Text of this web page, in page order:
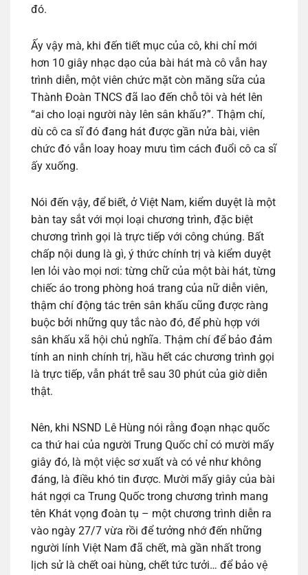
đó.
Ấy vậy mà, khi đến tiết mục của cô, khi chỉ mới
hơn 10 giây nhạc dạo của bài hát mà cô vẫn hay
trình diễn, một viên chức mặt còn măng sữa của
Thành Đoàn TNCS đã lao đến chỗ tôi và hét lên
“ai cho loại người này lên sân khấu?”. Thậm chí,
dù cô ca sĩ đó đang hát được gần nửa bài, viên
chức đó vẫn loay hoay mưu tìm cách đuổi cô ca sĩ
ấy xuống.
Nói đến vậy, để biết, ở Việt Nam, kiểm duyệt là một
bàn tay sắt với mọi loại chương trình, đặc biệt
chương trình gọi là trực tiếp với công chúng. Bất
chấp nội dung là gì, ý thức chính trị và kiểm duyệt
len lỏi vào mọi nơi: từng chữ của một bài hát, từng
chiếc áo trong phòng hoá trang của nữ diễn viên,
thậm chí động tác trên sân khấu cũng được ràng
buộc bởi những quy tắc nào đó, để phù hợp với
sân khấu xã hội chủ nghĩa. Thậm chí để bảo đảm
tính an ninh chính trị, hầu hết các chương trình gọi
là trực tiếp, vẫn phát trễ sau 30 phút của giờ diễn
thật.
Nên, khi NSND Lê Hùng nói rằng đoạn nhạc quốc
ca thứ hai của người Trung Quốc chỉ có mười mấy
giây đó, là một việc sơ xuất và có vẻ như không
đáng, là điều khó tin được. Mười mấy giây của bài
hát ngợi ca Trung Quốc trong chương trình mang
tên Khát vọng đoàn tụ – một chương trình diễn ra
vào ngày 27/7 vừa rồi để tưởng nhớ đến những
người lính Việt Nam đã chết, mà gần nhất trong
lịch sử là chết oai hùng, chết tức tưởi… để bảo vệ